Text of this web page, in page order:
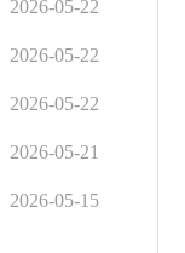
2026-05-22
2026-05-22
2026-05-22
2026-05-21
2026-05-15